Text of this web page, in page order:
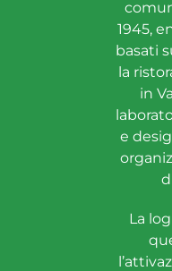
1945,
basati
la
in
e
La